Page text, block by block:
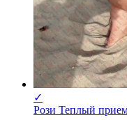
✓
Рози Теплый